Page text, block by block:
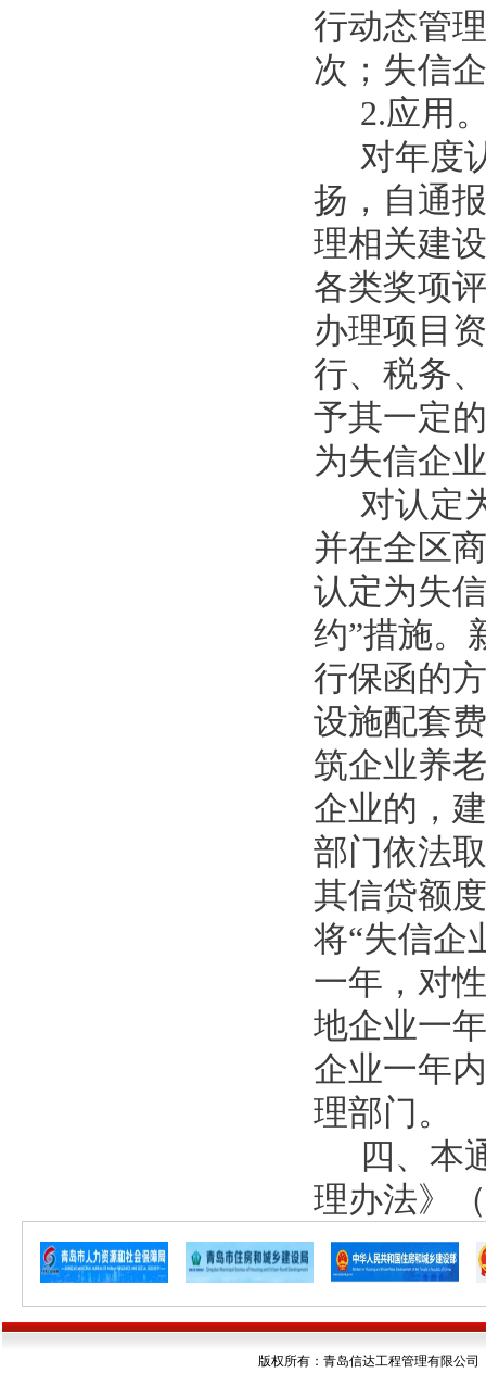
行动态管
次；失信
2.应用
对年度
扬，自通
理相关建
各类奖项
办理项目
行、税务
予其一定
为失信企
对认定
并在全区
认定为失
约”措施。
行保函的
设施配套
筑企业养
企业的，
部门依法
其信贷额
将“失信企
一年，对
地企业一
企业一年
理部门。
四、本
理办法》
版权所有：青岛信达工程管理有限公